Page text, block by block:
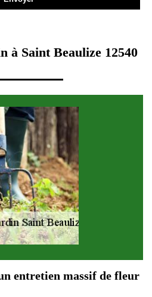
à Saint Beaulize 12540
entretien massif de fleur